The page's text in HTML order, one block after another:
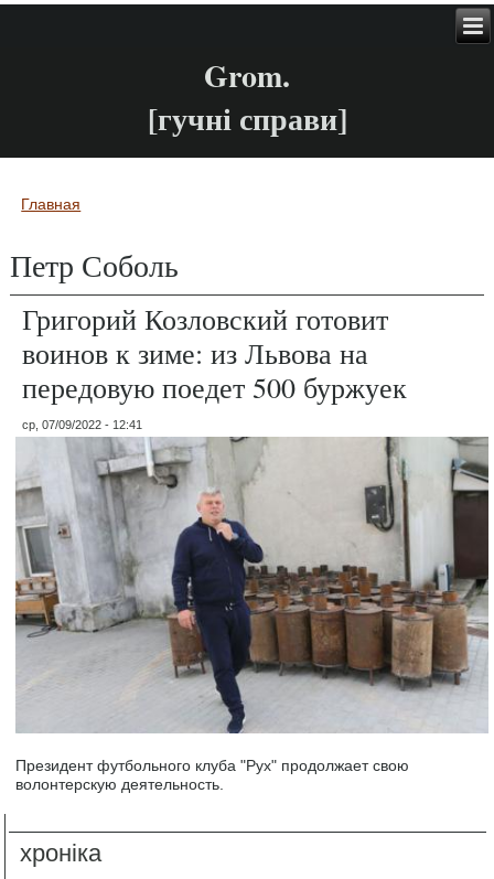
Grom.
[гучні справи]
Вы здесь
Главная
Петр Соболь
Григорий Козловский готовит
воинов к зиме: из Львова на
передовую поедет 500 буржуек
ср, 07/09/2022 - 12:41
Президент футбольного клуба "Рух" продолжает свою
волонтерскую деятельность.
хроніка